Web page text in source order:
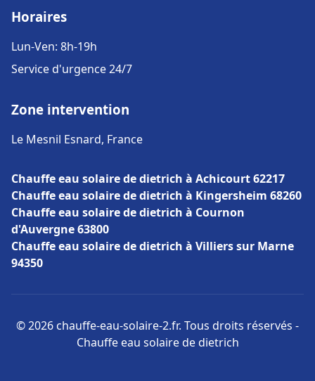
Horaires
Lun-Ven: 8h-19h
Service d'urgence 24/7
Zone intervention
Le Mesnil Esnard, France
Chauffe eau solaire de dietrich à Achicourt 62217
Chauffe eau solaire de dietrich à Kingersheim 68260
Chauffe eau solaire de dietrich à Cournon
d'Auvergne 63800
Chauffe eau solaire de dietrich à Villiers sur Marne
94350
© 2026 chauffe-eau-solaire-2.fr. Tous droits réservés -
Chauffe eau solaire de dietrich